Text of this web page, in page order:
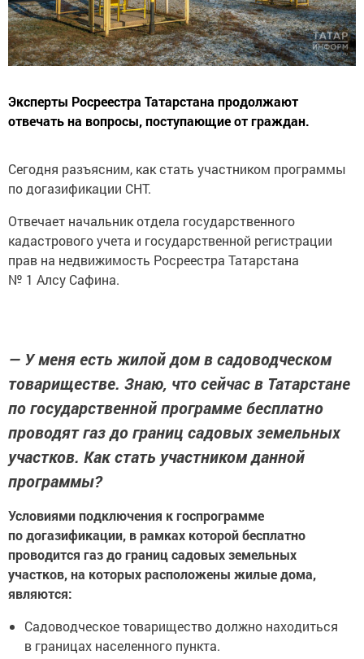
Эксперты Росреестра Татарстана продолжают
отвечать на вопросы, поступающие от граждан.
Сегодня разъясним, как стать участником программы
по догазификации СНТ.
Отвечает начальник отдела государственного
кадастрового учета и государственной регистрации
прав на недвижимость Росреестра Татарстана
№ 1 Алсу Сафина.
— У меня есть жилой дом в садоводческом
товариществе. Знаю, что сейчас в Татарстане
по государственной программе бесплатно
проводят газ до границ садовых земельных
участков. Как стать участником данной
программы?
Условиями подключения к госпрограмме
по догазификации, в рамках которой бесплатно
проводится газ до границ садовых земельных
участков, на которых расположены жилые дома,
являются:
Садоводческое товарищество должно находиться
в границах населенного пункта.